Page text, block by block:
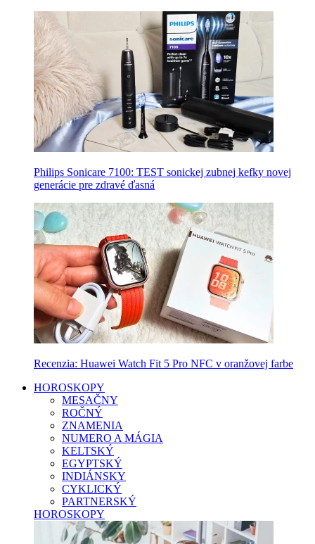
Philips Sonicare 7100: TEST sonickej zubnej kefky novej
generácie pre zdravé ďasná
Recenzia: Huawei Watch Fit 5 Pro NFC v oranžovej farbe
HOROSKOPY
MESAČNY
ROČNÝ
ZNAMENIA
NUMERO A MÁGIA
KELTSKÝ
EGYPTSKÝ
INDIÁNSKY
CYKLICKÝ
PARTNERSKÝ
HOROSKOPY